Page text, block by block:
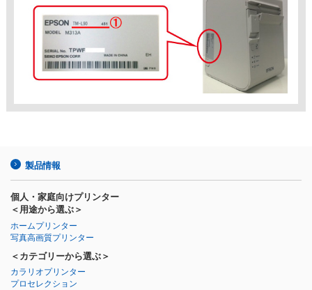
製品情報
個人・家庭向けプリンター
＜用途から選ぶ＞
ホームプリンター
写真高画質プリンター
＜カテゴリーから選ぶ＞
カラリオプリンター
プロセレクション